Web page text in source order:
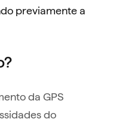
previamente a
da GPS
do